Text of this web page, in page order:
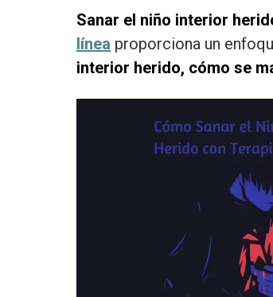
Sanar el niño interior
línea proporciona un
interior herido, cómo se